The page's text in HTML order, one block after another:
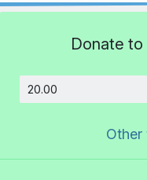
Donate to